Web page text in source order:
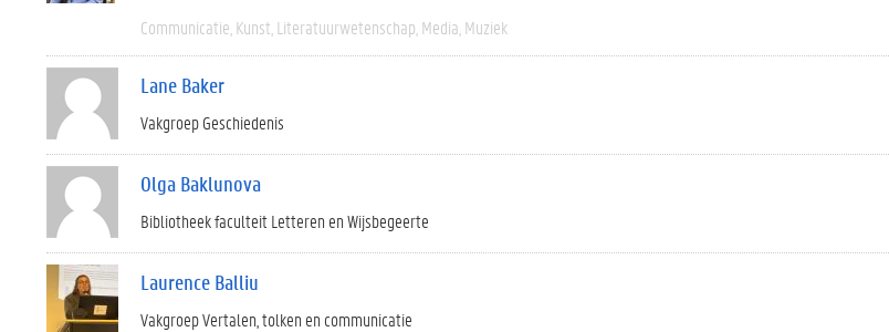
Communicatie Kunst Literatuurwetenschap Media Muziek
Lane Baker
Vakgroep Geschiedenis
Olga Baklunova
Bibliotheek faculteit Letteren en Wijsbegeerte
Laurence Balliu
Vakgroep Vertalen, tolken en communicatie